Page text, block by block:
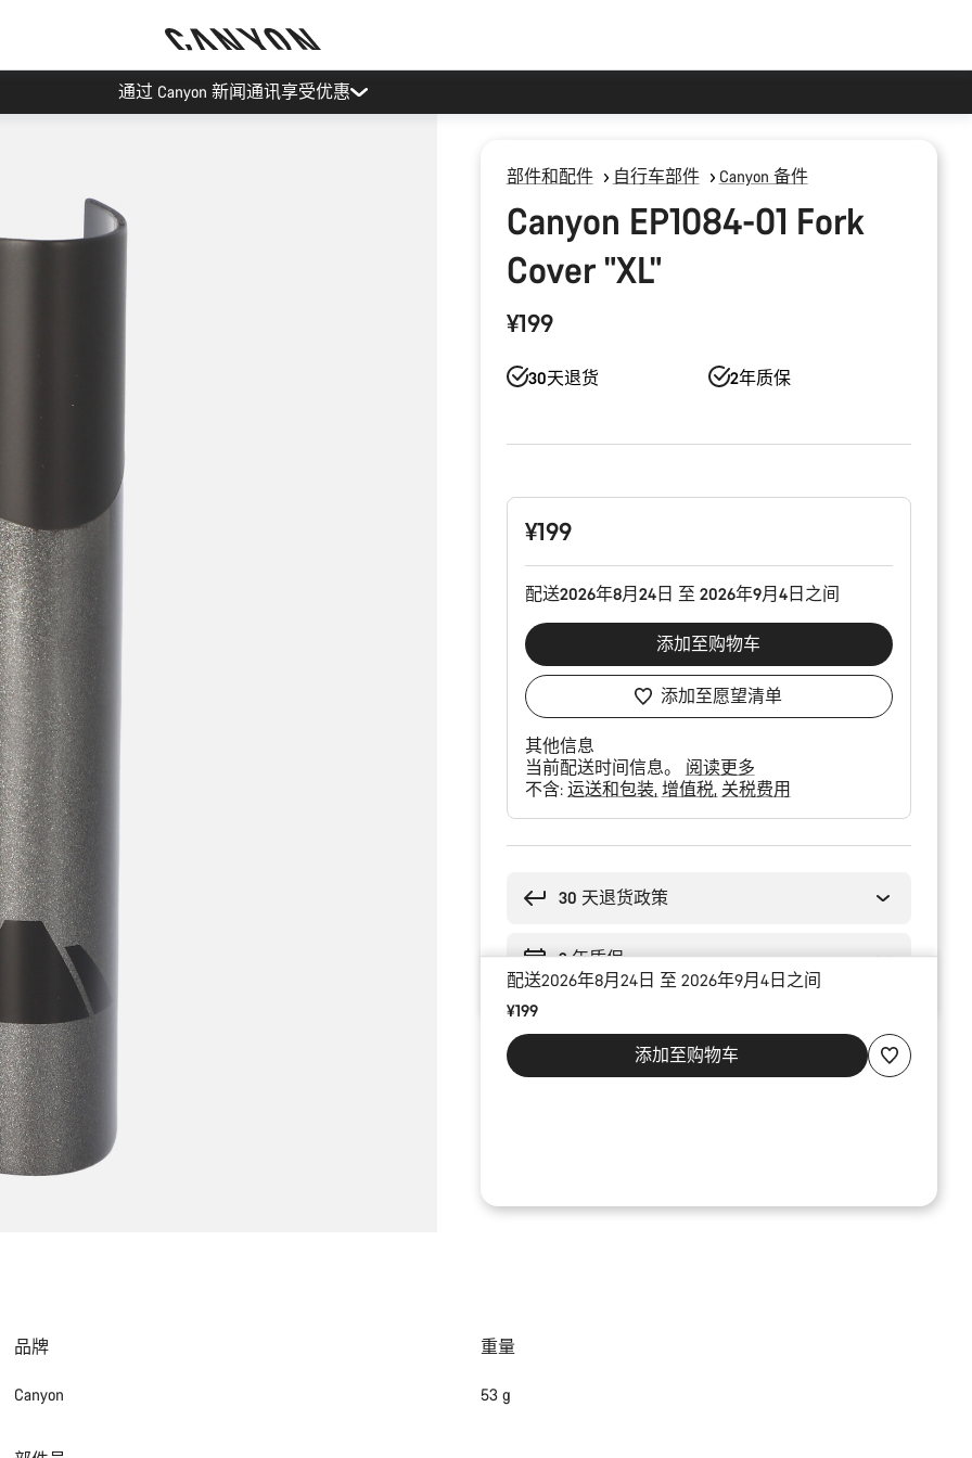
通过 Canyon 新闻通讯享受优惠
部件和配件 自行车部件 Canyon 备件
Canyon EP1084-01 Fork
Cover "XL"
¥199
30天退货 2年质保
配
¥199
配送2026年8月24日 至 2026年9月4日之间
添加至购物车
添加至愿望清单
其他信息
当前配送时间信息。 阅读更多
不含: 运送和包装 增值税 关税费用
30 天退货政策
2 年质保
配送2026年8月24日 至 2026年9月4日之间
¥199
添加至购物车
品牌
Canyon
重量
53 g